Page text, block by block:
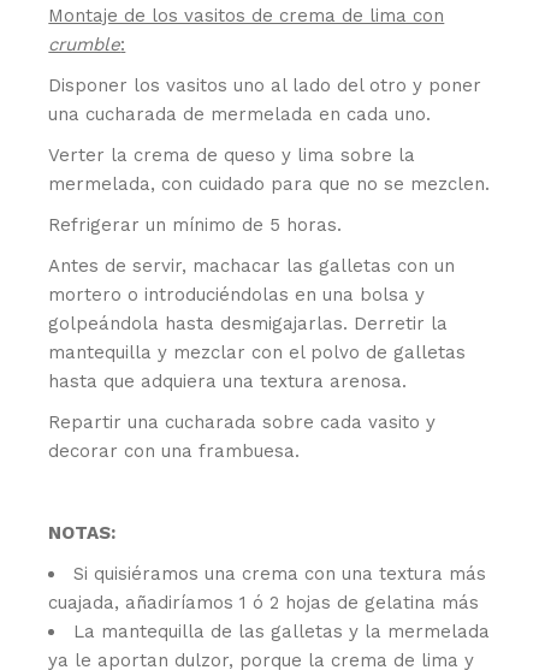
Montaje de los vasitos de crema de lima con
crumble:
Disponer los vasitos uno al lado del otro y poner
una cucharada de mermelada en cada uno.
Verter la crema de queso y lima sobre la
mermelada, con cuidado para que no se mezclen.
Refrigerar un mínimo de 5 horas.
Antes de servir, machacar las galletas con un
mortero o introduciéndolas en una bolsa y
golpeándola hasta desmigajarlas. Derretir la
mantequilla y mezclar con el polvo de galletas
hasta que adquiera una textura arenosa.
Repartir una cucharada sobre cada vasito y
decorar con una frambuesa.
NOTAS:
Si quisiéramos una crema con una textura más
cuajada, añadiríamos 1 ó 2 hojas de gelatina más
La mantequilla de las galletas y la mermelada
ya le aportan dulzor, porque la crema de lima y